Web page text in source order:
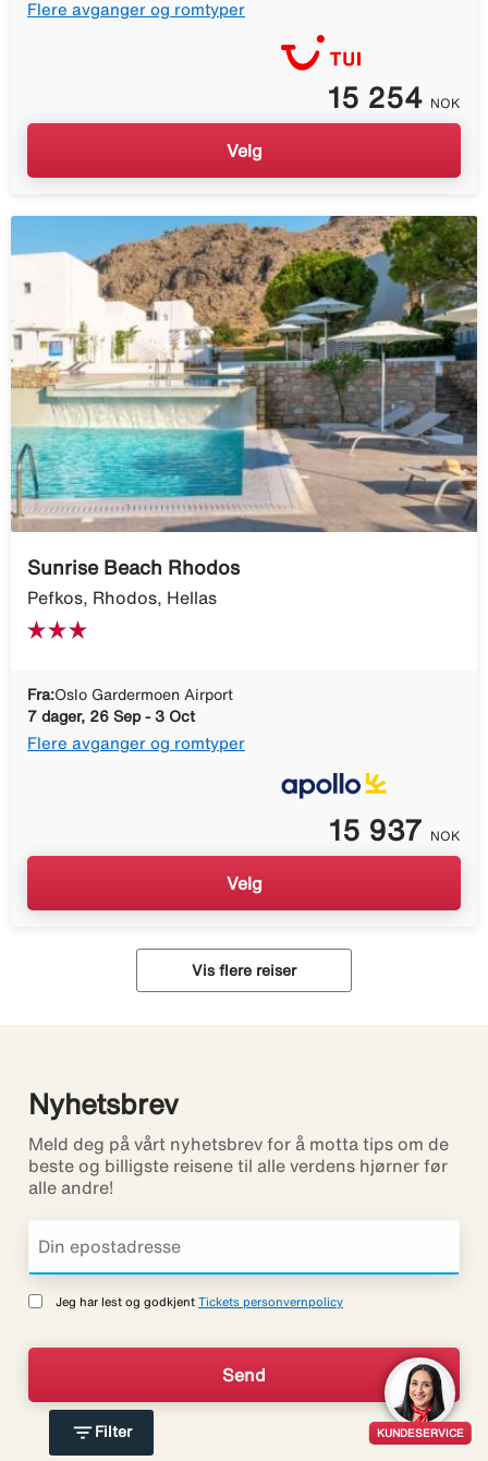
filter_list Filter
Flere avganger og romtyper
15 254 NOK
Velg
Sunrise Beach Rhodos
Pefkos, Rhodos, Hellas
Fra:Oslo Gardermoen Airport
7 dager, 26 Sep - 3 Oct
Flere avganger og romtyper
15 937 NOK
Velg
Vis flere reiser
Nyhetsbrev
Meld deg på vårt nyhetsbrev for å motta tips om de
beste og billigste reisene til alle verdens hjørner før
alle andre!
Jeg har lest og godkjent Tickets personvernpolicy
KUNDESERVICE